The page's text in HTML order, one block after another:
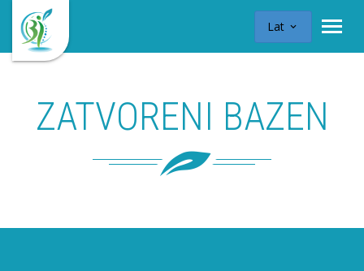
Lat
ZATVORENI BAZEN